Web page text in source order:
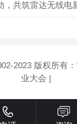
雷达无线电新生态——矽芯微电子
2023 版权所有
业大会 |